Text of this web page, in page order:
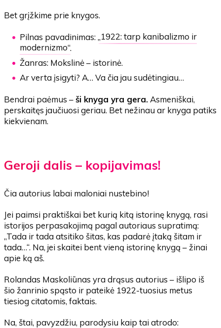
Bet grįžkime prie knygos.
Pilnas pavadinimas: „1922: tarp kanibalizmo ir
modernizmo“.
Žanras: Mokslinė – istorinė.
Ar verta įsigyti? A… Va čia jau sudėtingiau…
Bendrai paėmus –ši knyga yra gera. Asmeniškai,
perskaitęs jaučiuosi geriau. Bet nežinau ar knyga patiks
kiekvienam.
Geroji dalis – kopijavimas!
Čia autorius labai maloniai nustebino!
Jei paimsi praktiškai bet kurią kitą istorinę knygą, rasi
istorijos perpasakojimą pagal autoriaus supratimą:
„Tada ir tada atsitiko šitas, kas padarė įtaką šitam ir
tada…“. Na, jei skaitei bent vieną istorinę knygą – žinai
apie ką aš.
Rolandas Maskoliūnas yra drąsus autorius – išlipo iš
šio žanrinio spąsto ir pateikė 1922-tuosius metus
tiesiog citatomis, faktais.
Na, štai, pavyzdžiu, parodysiu kaip tai atrodo: